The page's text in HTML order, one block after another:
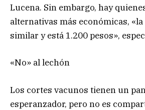
Lucena. Sin embargo, hay
alternativas más económicas, «la
similar y está 1.200 pesos»,
«No» al lechón
Los cortes vacunos tienen un
esperanzador, pero no es